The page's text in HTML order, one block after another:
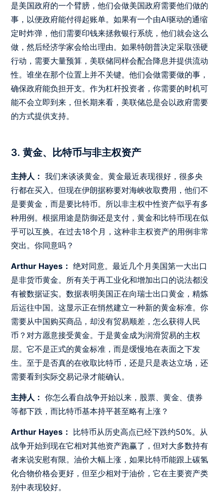
是美国政府的一个臂膀，他们会做美国政府需要他们做的
事，以便政府能付得起账单。如果有一个由AI驱动的通缩
定时炸弹，他们需要印钱来拯救银行系统，他们就会这么
做，然后经济学家会给出理由。如果特朗普决定采取强硬
行动，需要大量预算，美联储同样会配合降息并提供流动
性。谁坐在那个位置上并不关键。他们会做需要做的事，
确保政府能负担开支。作为杠杆投资者，你需要的时机可
能不会立即到来，但长期来看，美联储总是会以政府需要
的方式提供支持。
3. 黄金、比特币与非主权资产
主持人： 我们来谈谈黄金。黄金最近表现很好，很多央
行都在买入。但现在伊朗据称要对海峡收取费用，他们不
是要黄金，而是要比特币。所以非主权中性资产似乎有多
种用例。根据用途是防御还是支付，黄金和比特币现在似
乎可以互换。在过去18个月，这种非主权资产的用例非常
突出。你同意吗？
Arthur Hayes： 绝对同意。最近几个月美国第一大出口
是非货币黄金。所有关于再工业化和增加出口的说法都没
有被数据证实。数据表明美国正在向瑞士出口黄金，精炼
后运往中国。这显示正在悄然建立一种新的黄金标准。你
需要从中国购买商品，却没有贸易顺差，怎么获得人民
币？对方愿意接受黄金。于是黄金成为润滑贸易的主权
层。它不是正式的黄金标准，而是缓慢地在表面之下发
生。至于是否真的在收取比特币，还是只是表达立场，还
需要看到实际交易记录才能确认。
主持人： 你怎么看自战争开始以来，股票、黄金、债券
等都下跌，而比特币基本持平甚至略有上涨？
Arthur Hayes：
比特币从历史高点已经下跌约50%。从
战争开始到现在它相对其他资产跑赢了，但对大多数持有
者来说安慰有限。油价大幅上涨，如果比特币能跟上碳氢
化合物价格会更好，但至少相对于油价，它在主要资产类
别中表现较好。